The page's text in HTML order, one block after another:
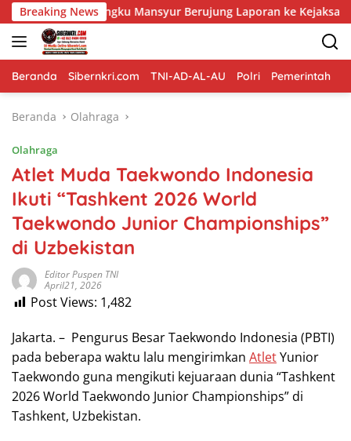
Langsung
ke
konten
Breaking News
Mansyur Berujung Laporan ke Kejaksaan Bahu
Beranda Sibernkri.com TNI-AD-AL-AU Polri Pemerintah
Beranda Olahraga
Olahraga
Atlet Muda Taekwondo Indonesia
Ikuti “Tashkent 2026 World
Taekwondo Junior Championships”
di Uzbekistan
Editor Puspen TNI
April21, 2026
Post Views: 1,482
Jakarta. – Pengurus Besar Taekwondo Indonesia (PBTI)
pada beberapa waktu lalu mengirimkan AtletYunior
Taekwondo guna mengikuti kejuaraan dunia “Tashkent
2026 World Taekwondo Junior Championships” di
Tashkent, Uzbekistan.